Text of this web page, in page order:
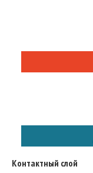
Контактный слой